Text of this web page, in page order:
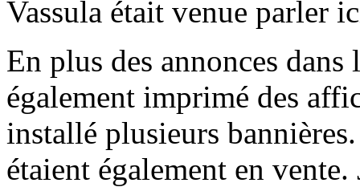
Vassula était venue parler
En plus des annonces
également imprimé des
installé plusieurs
étaient également en